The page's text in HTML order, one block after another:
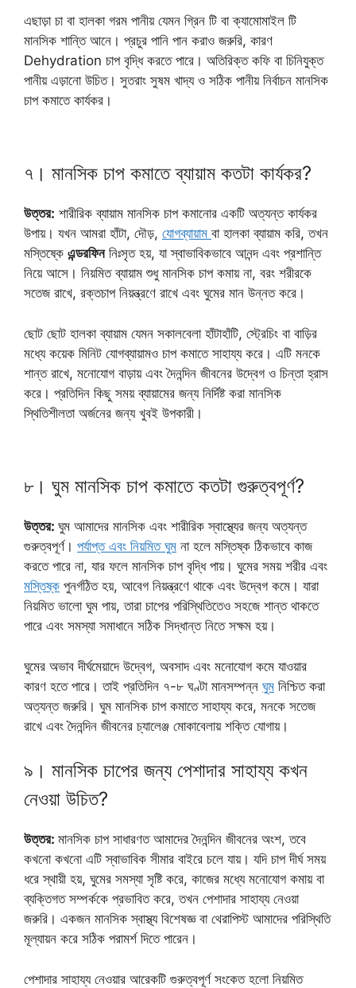
এছাড়া চা বা হালকা গরম পানীয় যেমন গ্রিন টি বা ক্যামোমাইল টি
মানসিক শান্তি আনে। প্রচুর পানি পান করাও জরুরি, কারণ
Dehydration চাপ বৃদ্ধি করতে পারে। অতিরিক্ত কফি বা চিনিযুক্ত
পানীয় এড়ানো উচিত। সুতরাং সুষম খাদ্য ও সঠিক পানীয় নির্বাচন মানসিক
চাপ কমাতে কার্যকর।
৭। মানসিক চাপ কমাতে ব্যায়াম কতটা কার্যকর?
উত্তর: শারীরিক ব্যায়াম মানসিক চাপ কমানোর একটি অত্যন্ত কার্যকর
উপায়। যখন আমরা হাঁটা, দৌড়, যোগব্যায়াম বা হালকা ব্যায়াম করি, তখন
মস্তিষ্কে এন্ডরফিননিঃসৃত হয়, যা স্বাভাবিকভাবে আনন্দ এবং প্রশান্তি
নিয়ে আসে। নিয়মিত ব্যায়াম শুধু মানসিক চাপ কমায় না, বরং শরীরকে
সতেজ রাখে, রক্তচাপ নিয়ন্ত্রণে রাখে এবং ঘুমের মান উন্নত করে।
ছোট ছোট হালকা ব্যায়াম যেমন সকালবেলা হাঁটাহাঁটি, স্ট্রেচিং বা বাড়ির
মধ্যে কয়েক মিনিট যোগব্যায়ামও চাপ কমাতে সাহায্য করে। এটি মনকে
শান্ত রাখে, মনোযোগ বাড়ায় এবং দৈনন্দিন জীবনের উদ্বেগ ও চিন্তা হ্রাস
করে। প্রতিদিন কিছু সময় ব্যায়ামের জন্য নির্দিষ্ট করা মানসিক
স্থিতিশীলতা অর্জনের জন্য খুবই উপকারী।
৮। ঘুম মানসিক চাপ কমাতে কতটা গুরুত্বপূর্ণ?
উত্তর: ঘুম আমাদের মানসিক এবং শারীরিক স্বাস্থ্যের জন্য অত্যন্ত
গুরুত্বপূর্ণ। পর্যাপ্ত এবং নিয়মিত ঘুম না হলে মস্তিষ্ক ঠিকভাবে কাজ
করতে পারে না, যার ফলে মানসিক চাপ বৃদ্ধি পায়। ঘুমের সময় শরীর এবং
মস্তিষ্ক পুনর্গঠিত হয়, আবেগ নিয়ন্ত্রণে থাকে এবং উদ্বেগ কমে। যারা
নিয়মিত ভালো ঘুম পায়, তারা চাপের পরিস্থিতিতেও সহজে শান্ত থাকতে
পারে এবং সমস্যা সমাধানে সঠিক সিদ্ধান্ত নিতে সক্ষম হয়।
ঘুমের অভাব দীর্ঘমেয়াদে উদ্বেগ, অবসাদ এবং মনোযোগ কমে যাওয়ার
কারণ হতে পারে। তাই প্রতিদিন ৭-৮ ঘণ্টা মানসম্পন্ন ঘুম নিশ্চিত করা
অত্যন্ত জরুরি। ঘুম মানসিক চাপ কমাতে সাহায্য করে, মনকে সতেজ
রাখে এবং দৈনন্দিন জীবনের চ্যালেঞ্জ মোকাবেলায় শক্তি যোগায়।
৯। মানসিক চাপের জন্য পেশাদার সাহায্য কখন
নেওয়া উচিত?
উত্তর: মানসিক চাপ সাধারণত আমাদের দৈনন্দিন জীবনের অংশ, তবে
কখনো কখনো এটি স্বাভাবিক সীমার বাইরে চলে যায়। যদি চাপ দীর্ঘ সময়
ধরে স্থায়ী হয়, ঘুমের সমস্যা সৃষ্টি করে, কাজের মধ্যে মনোযোগ কমায় বা
ব্যক্তিগত সম্পর্ককে প্রভাবিত করে, তখন পেশাদার সাহায্য নেওয়া
জরুরি। একজন মানসিক স্বাস্থ্য বিশেষজ্ঞ বা থেরাপিস্ট আমাদের পরিস্থিতি
মূল্যায়ন করে সঠিক পরামর্শ দিতে পারেন।
পেশাদার সাহায্য নেওয়ার আরেকটি গুরুত্বপূর্ণ সংকেত হলো নিয়মিত